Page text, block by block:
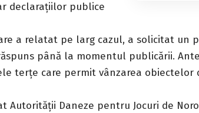
declarațiilor publice
a relatat pe larg cazul, a solicitat un
până la momentul publicării.
terțe care permit vânzarea obiectelor
Autorității Daneze pentru Jocuri de